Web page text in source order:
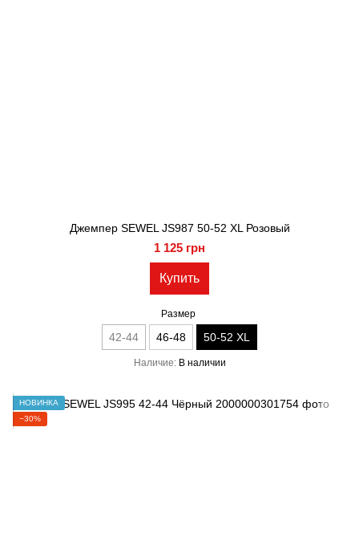
Джемпер SEWEL JS987 50-52 XL Розовый
1 125 грн
Купить
Размер
42-44 46-48 50-52 XL
Наличие В наличии
НОВИНКА
−30%